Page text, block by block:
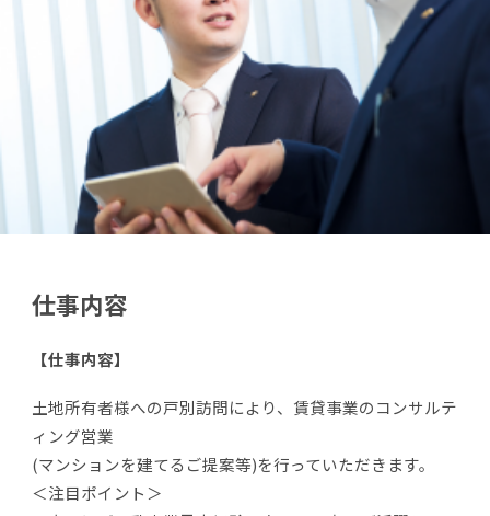
仕事内容
【仕事内容】
土地所有者様への戸別訪問により、賃貸事業のコンサルテ
ィング営業
(マンションを建てるご提案等)を行っていただきます。
＜注目ポイント＞